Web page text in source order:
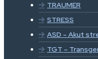
TRAUMER
STRESS
ASD – Akut
TGT –